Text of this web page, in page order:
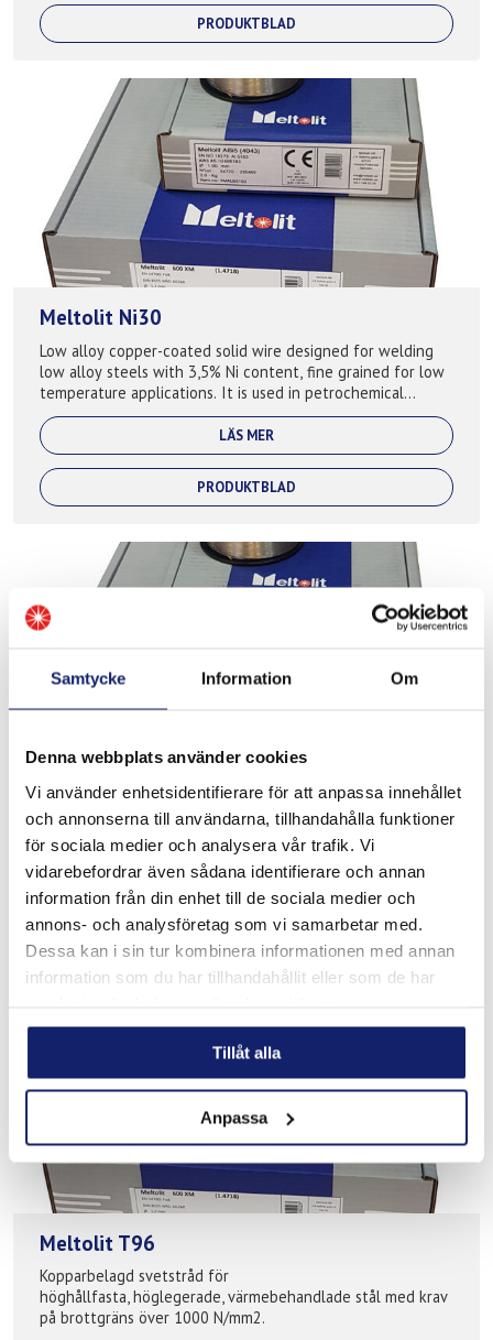
Samtycke Information Om
Denna webbplats använder cookies
Vi använder enhetsidentifierare för att anpassa innehållet
och annonserna till användarna, tillhandahålla funktioner
för sociala medier och analysera vår trafik. Vi
vidarebefordrar även sådana identifierare och annan
information från din enhet till de sociala medier och
annons- och analysföretag som vi samarbetar med.
Dessa kan i sin tur kombinera informationen med annan
information som du har tillhandahållit eller som de har
Tillåt alla
Anpassa
PRODUKTBLAD
Meltolit Ni30
Low alloy copper-coated solid wire designed for welding
low alloy steels with 3,5% Ni content, fine grained for low
temperature applications. It is used in petrochemical
industry where it finds ap...
LÄS MER
PRODUKTBLAD
Meltolit T62
Ni-Cr-Mo legerad tillsats för finkorniga stål med hög
sträckgräns. Används till lyftredskap,
byggnadskonstruktioner, kranar, varv, räls och
traversapplikationer. Används för följande material: S...
LÄS MER
PRODUKTBLAD
Meltolit T96
Kopparbelagd svetstråd för
höghållfasta, höglegerade, värmebehandlade stål med krav
på brottgräns över 1000 N/mm2.